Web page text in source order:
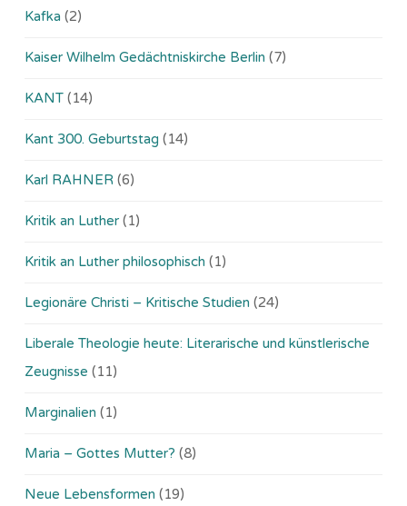
Kafka (2)
Kaiser Wilhelm Gedächtniskirche Berlin (7)
KANT (14)
Kant 300. Geburtstag (14)
Karl RAHNER (6)
Kritik an Luther (1)
Kritik an Luther philosophisch (1)
Legionäre Christi – Kritische Studien (24)
Liberale Theologie heute: Literarische und künstlerische
Zeugnisse (11)
Marginalien (1)
Maria – Gottes Mutter? (8)
Neue Lebensformen (19)